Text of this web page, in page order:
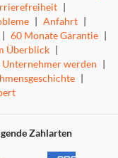
|
| Anfahrt |
| 60 Monate Garantie |
Überblick |
Unternehmer werden |
|
Zahlarten